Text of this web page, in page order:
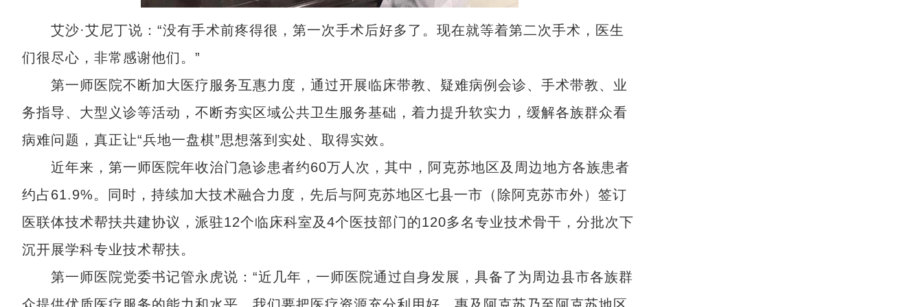
艾沙·艾尼丁说：“没有手术前疼得很，第一次手术后好多了。现在就等着第二次手术，医生
们很尽心，非常感谢他们。”
第一师医院不断加大医疗服务互惠力度，通过开展临床带教、疑难病例会诊、手术带教、业
务指导、大型义诊等活动，不断夯实区域公共卫生服务基础，着力提升软实力，缓解各族群众看
病难问题，真正让“兵地一盘棋”思想落到实处、取得实效。
近年来，第一师医院年收治门急诊患者约60万人次，其中，阿克苏地区及周边地方各族患者
约占61.9%。同时，持续加大技术融合力度，先后与阿克苏地区七县一市（除阿克苏市外）签订
医联体技术帮扶共建协议，派驻12个临床科室及4个医技部门的120多名专业技术骨干，分批次下
沉开展学科专业技术帮扶。
第一师医院党委书记管永虎说：“近几年，一师医院通过自身发展，具备了为周边县市各族群